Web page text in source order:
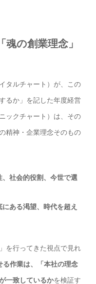
の創業理念」
タルチャート）が、この
るか」を記した年度経営
ックチャート）は、その
精神・企業理念そのもの
社会的役割、今世で選
ある渇望、時代を超え
を行ってきた視点で見れ
る作業は、「本社の理念
一致しているかを検証す